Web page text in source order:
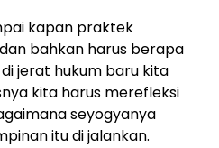
kapan praktek
bahkan harus berapa
jerat hukum baru kita
kita harus merefleksi
seyogyanya
itu di jalankan.